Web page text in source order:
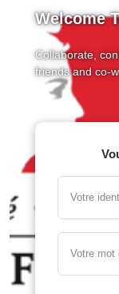
Welcome
Collaborate,
friends and co-
Votre
Votre mot